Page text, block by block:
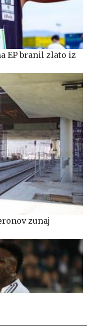
EP branil zlato iz
zunaj